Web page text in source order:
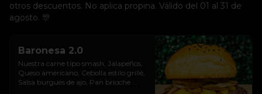
otros descuentos. No aplica propina. Válido del 01 al 31 de
agosto. 🎊
Baronesa 2.0
Nuestra carne tipo smash, Jalapeños,
Queso americano, Cebolla estilo grillé,
Salsa burgués de ajo, Pan brioche